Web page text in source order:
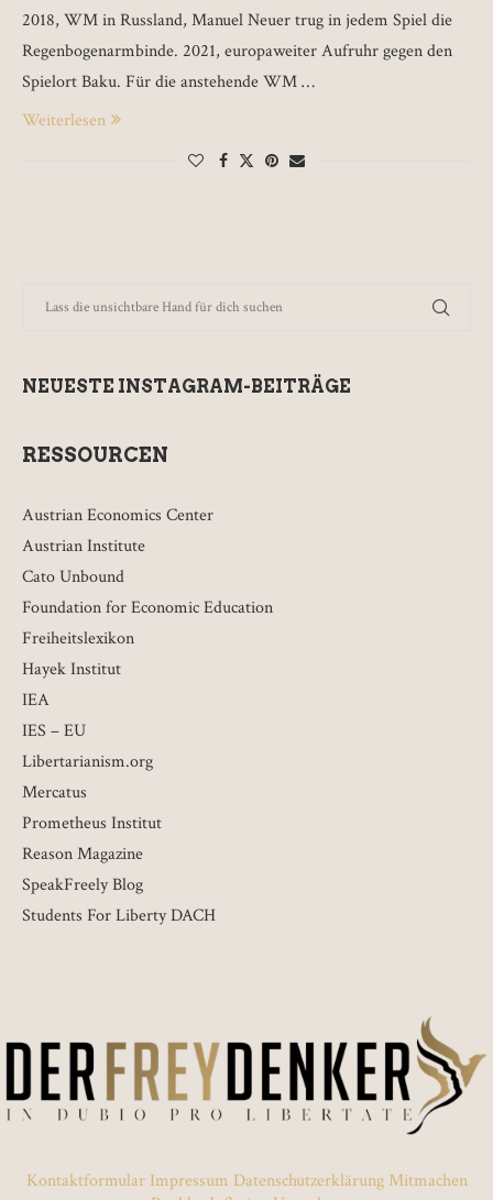
2018, WM in Russland, Manuel Neuer trug in jedem Spiel die
Regenbogenarmbinde. 2021, europaweiter Aufruhr gegen den
Spielort Baku. Für die anstehende WM …
Weiterlesen
NEUESTE INSTAGRAM-BEITRÄGE
RESSOURCEN
Austrian Economics Center
Austrian Institute
Cato Unbound
Foundation for Economic Education
Freiheitslexikon
Hayek Institut
IEA
IES – EU
Libertarianism.org
Mercatus
Prometheus Institut
Reason Magazine
SpeakFreely Blog
Students For Liberty DACH
Kontaktformular Impressum Datenschutzerklärung Mitmachen